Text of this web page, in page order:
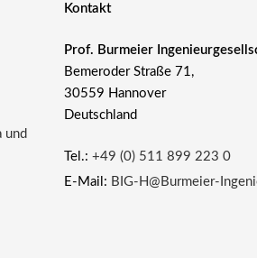
und
Kontakt
Prof. Burmeier
Bemeroder Straße 71,
30559 Hannover
Deutschland
Tel.: +49 (0) 511 899 223 0
E-Mail: BIG-H@Burmeier-